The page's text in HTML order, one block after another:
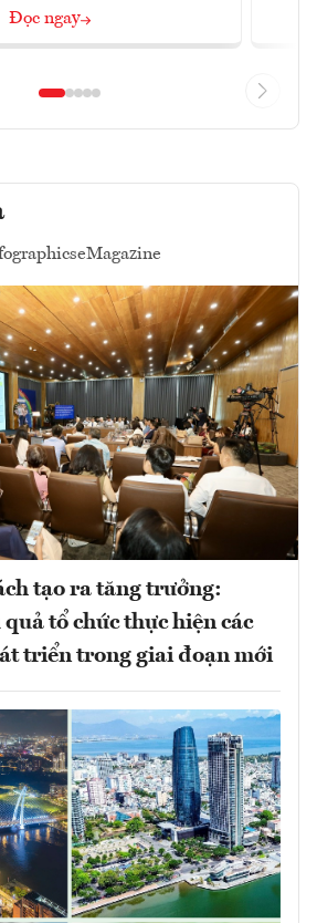
Đọc ngay
eMagazine
tạo ra tăng trưởng:
tổ chức thực hiện các
triển trong giai đoạn mới